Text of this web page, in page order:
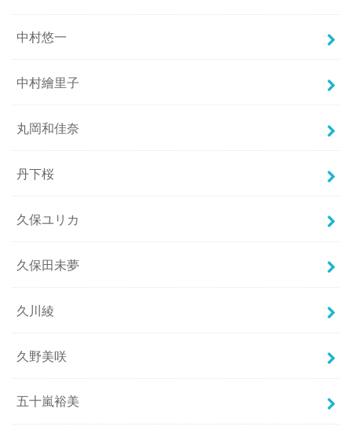
中村悠一
中村繪里子
丸岡和佳奈
丹下桜
久保ユリカ
久保田未夢
久川綾
久野美咲
五十嵐裕美